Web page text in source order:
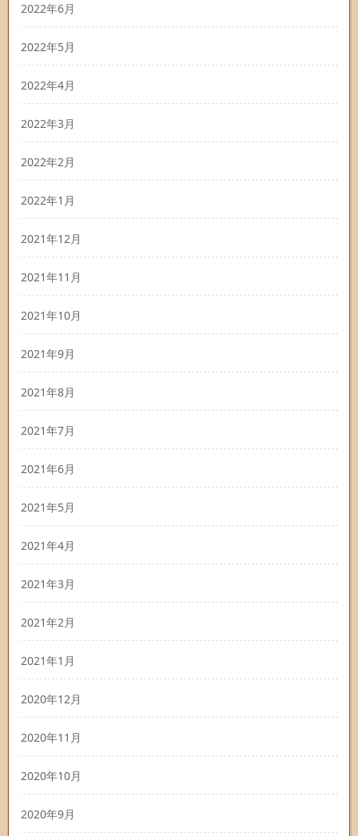
2022年6月
2022年5月
2022年4月
2022年3月
2022年2月
2022年1月
2021年12月
2021年11月
2021年10月
2021年9月
2021年8月
2021年7月
2021年6月
2021年5月
2021年4月
2021年3月
2021年2月
2021年1月
2020年12月
2020年11月
2020年10月
2020年9月